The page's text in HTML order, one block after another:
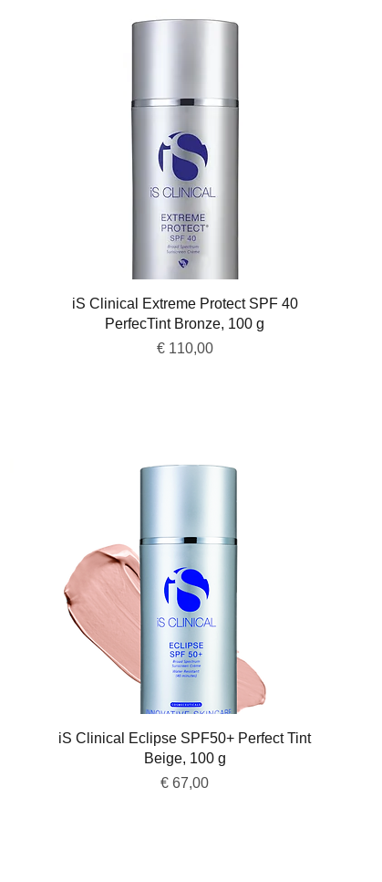
Snel overzicht
iS Clinical Extreme Protect SPF 40
PerfecTint Bronze, 100 g
Prijs
€ 110,00
Snel overzicht
iS Clinical Eclipse SPF50+ Perfect Tint
Beige, 100 g
Prijs
€ 67,00